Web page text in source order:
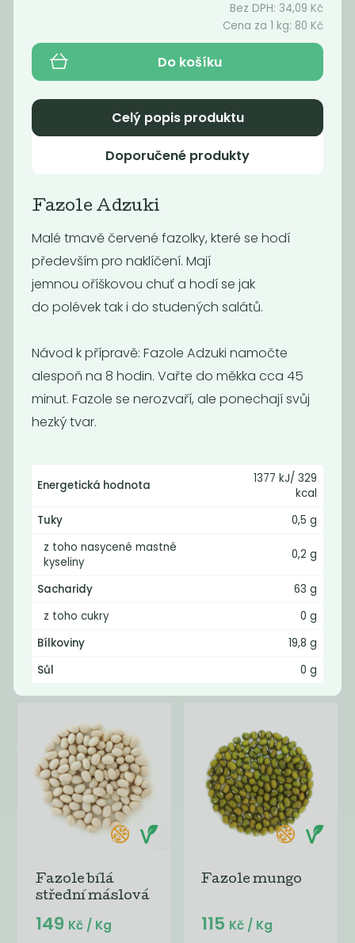
129Kč/ Kg 69Kč/ Kg
Cizrna BIO
145 Kč/ Kg
červená čočka
půlená
89Kč/ Kg
Čočka černá
179
Fazole bílá
střední máslová
149 Kč / Kg
Fazole mungo
115 Kč / Kg
Bez DPH:34,09 Kč
Cena za 1 kg: 80 Kč
Do košíku
Celý popis produktu
Doporučené produkty
Fazole Adzuki
Malé tmavě červené fazolky, které se hodí
především pro naklíčení. Mají
jemnou oříškovou chuť a hodí se jak
do polévek tak i do studených salátů.
Návod k přípravě: Fazole Adzuki namočte
alespoň na 8 hodin. Vařte do měkka cca 45
minut. Fazole se nerozvaří, ale ponechají svůj
hezký tvar.
Energetická hodnota
1377 kJ/ 329
kcal
Tuky
0,5 g
z toho nasycené mastné
kyseliny
0,2 g
Sacharidy
63 g
z toho cukry
0 g
Bílkoviny
19,8 g
Sůl
0 g